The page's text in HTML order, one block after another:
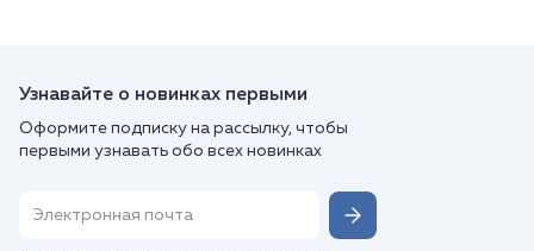
Узнавайте о новинках первыми
Оформите подписку на рассылку, чтобы
первыми узнавать обо всех новинках